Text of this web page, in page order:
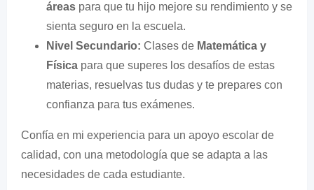
áreas para que tu hijo mejore su rendimiento y se
sienta seguro en la escuela.
Nivel Secundario: Clases de Matemática y
Física para que superes los desafíos de estas
materias, resuelvas tus dudas y te prepares con
confianza para tus exámenes.
Confía en mi experiencia para un apoyo escolar de
calidad, con una metodología que se adapta a las
necesidades de cada estudiante.